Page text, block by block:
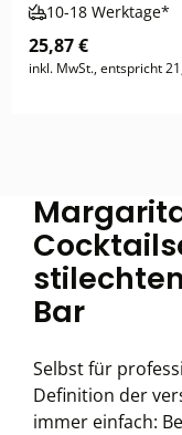
10-18 Werktage*
25,87 €
inkl. MwSt., entspricht
Bar
Selbst für
Definition der
immer einfach: